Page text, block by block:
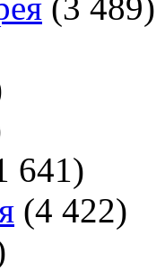
(3 489)
641)
(4 422)